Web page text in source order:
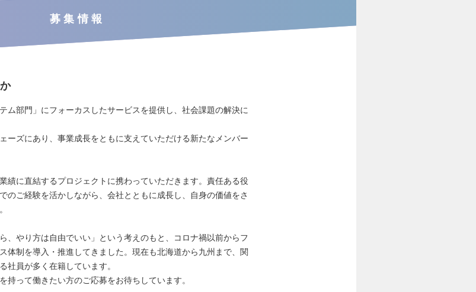
募集情報
ム部門」にフォーカスしたサービスを提供し、社会課題の解決に
ーズにあり、事業成長をともに支えていただける新たなメンバー
績に直結するプロジェクトに携わっていただきます。責任ある役
のご経験を活かしながら、会社とともに成長し、自身の価値をさ
、やり方は自由でいい」という考えのもと、コロナ禍以前からフ
体制を導入・推進してきました。現在も北海道から九州まで、関
社員が多く在籍しています。
持って働きたい方のご応募をお待ちしています。